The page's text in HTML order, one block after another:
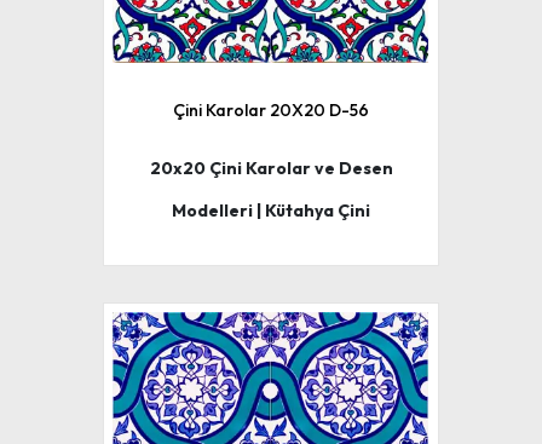
Çini Karolar 20X20 D-56
20x20 Çini Karolar ve Desen
Modelleri | Kütahya Çini